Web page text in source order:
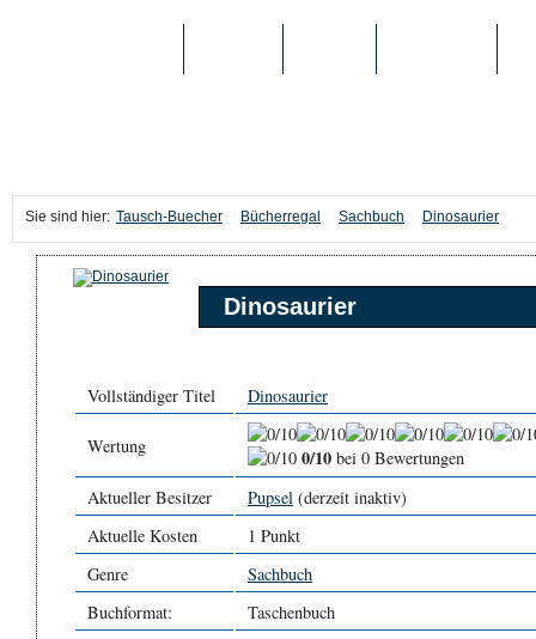
Sie sind hier: Tausch-Buecher Bücherregal Sachbuch Dinosaurier
Dinosaurier
Vollständiger Titel Dinosaurier
Wertung 0/10 bei 0 Bewertungen
Aktueller Besitzer
Pupsel (derzeit inaktiv)
Aktuelle Kosten
1 Punkt
Genre
Sachbuch
Buchformat:
Taschenbuch